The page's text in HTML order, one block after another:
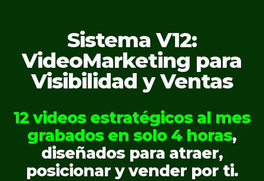
main
content
Sistema V12:
VideoMarketing para
Visibilidad y Ventas
12 videos estratégicos al mes
grabados en solo 4 horas,
diseñados para atraer,
posicionar y vender por ti.